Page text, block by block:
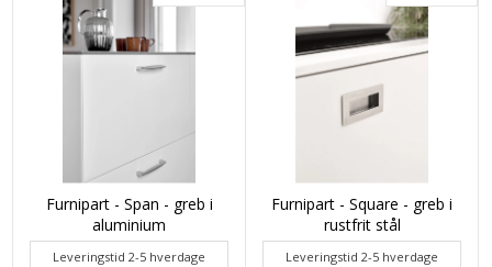
Furnipart - Span - greb i
aluminium
Leveringstid 2-5 hverdage
Furnipart - Square - greb i
rustfrit stål
Leveringstid 2-5 hverdage